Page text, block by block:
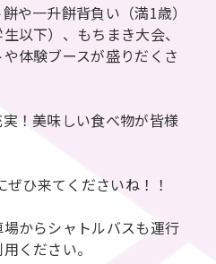
や一升餅背負い（満1歳）
以下）、もちまき大会、
体験ブースが盛りだくさ
！美味しい食べ物が皆様
ひ来てくださいね！！
からシャトルバスも運行
ください。